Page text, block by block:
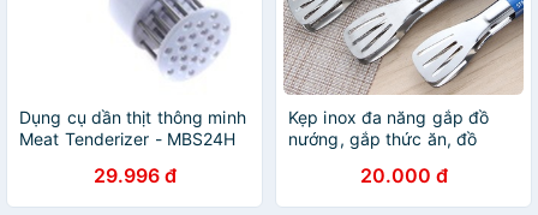
Dụng cụ dần thịt thông minh
Meat Tenderizer - MBS24H
29.996 đ
Kẹp inox đa năng gắp đồ
nướng, gắp thức ăn, đồ
dụng, dụng cụ nhà bếp
thông minh
20.000 đ